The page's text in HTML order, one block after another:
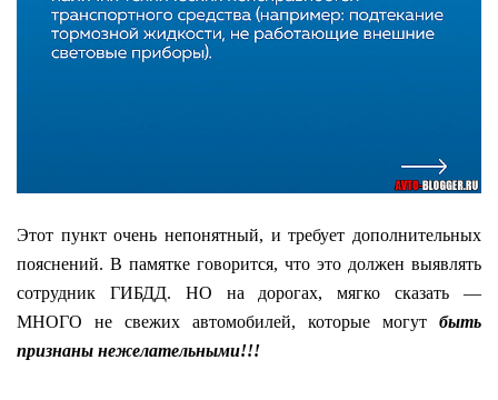
Этот пункт очень непонятный, и требует дополнительных
пояснений. В памятке говорится, что это должен выявлять
сотрудник ГИБДД. НО на дорогах, мягко сказать —
МНОГО не свежих автомобилей, которые могут быть
признаны нежелательными!!!